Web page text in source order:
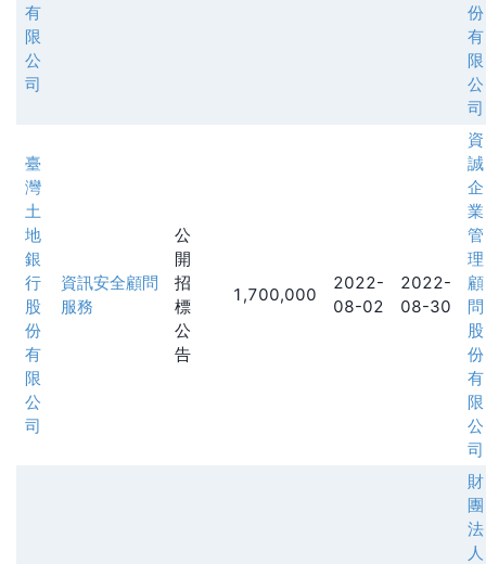
有
限
公
司
份
有
限
公
司
臺
灣
土
地
銀
行
股
份
有
限
公
司
資訊安全顧問
服務
公
開
招
標
公
告
1,700,000
2022-
08-02
2022-
08-30
資
誠
企
業
管
理
顧
問
股
份
有
限
公
司
財
團
法
人